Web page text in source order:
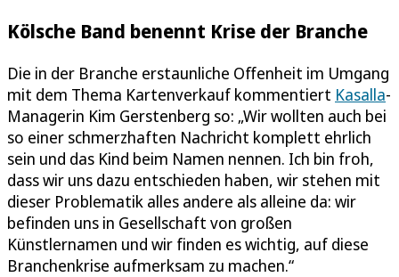
Kölsche Band benennt Krise der Branche
Die in der Branche erstaunliche Offenheit im Umgang
mit dem Thema Kartenverkauf kommentiert Kasalla-
Managerin Kim Gerstenberg so: „Wir wollten auch bei
so einer schmerzhaften Nachricht komplett ehrlich
sein und das Kind beim Namen nennen. Ich bin froh,
dass wir uns dazu entschieden haben, wir stehen mit
dieser Problematik alles andere als alleine da: wir
befinden uns in Gesellschaft von großen
Künstlernamen und wir finden es wichtig, auf diese
Branchenkrise aufmerksam zu machen.“